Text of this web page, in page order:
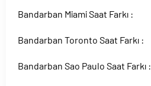
Bandarban Miami Saat Farkı :
Bandarban Toronto Saat Farkı :
Bandarban Sao Paulo Saat Farkı :